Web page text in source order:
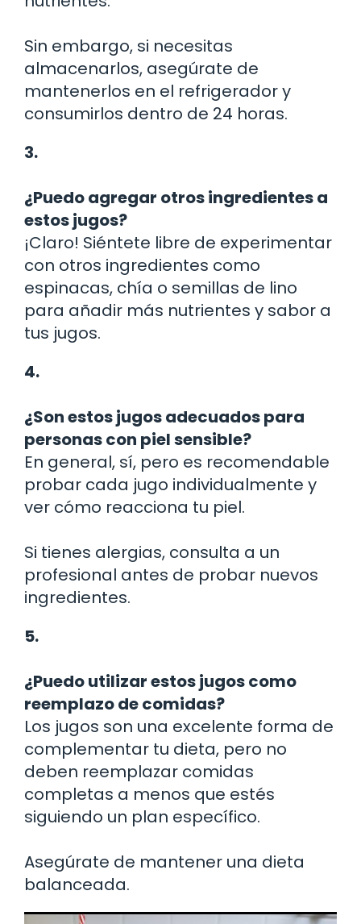
Sin embargo, si necesitas
almacenarlos, asegúrate de
mantenerlos en el refrigerador y
consumirlos dentro de 24 horas.
3.
¿Puedo agregar otros ingredientes a
estos jugos?
¡Claro! Siéntete libre de experimentar
con otros ingredientes como
espinacas, chía o semillas de lino
para añadir más nutrientes y sabor a
tus jugos.
4.
¿Son estos jugos adecuados para
personas con piel sensible?
En general, sí, pero es recomendable
probar cada jugo individualmente y
ver cómo reacciona tu piel.
Si tienes alergias, consulta a un
profesional antes de probar nuevos
ingredientes.
5.
¿Puedo utilizar estos jugos como
reemplazo de comidas?
Los jugos son una excelente forma de
complementar tu dieta, pero no
deben reemplazar comidas
completas a menos que estés
siguiendo un plan específico.
Asegúrate de mantener una dieta
balanceada.